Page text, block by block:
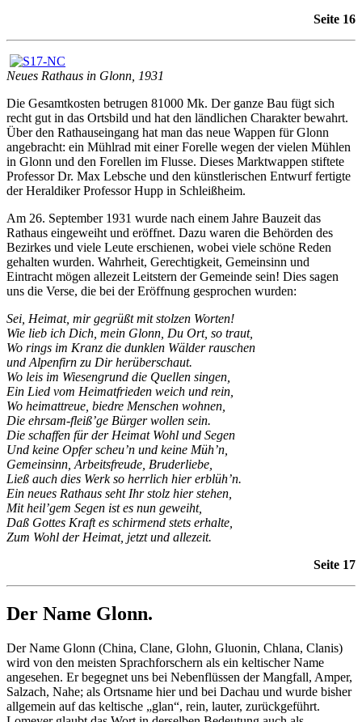
Seite 16
Neues Rathaus in Glonn, 1931
Die Gesamtkosten betrugen 81000 Mk. Der ganze Bau fügt sich
recht gut in das Ortsbild und hat den ländlichen Charakter bewahrt.
Über den Rathauseingang hat man das neue Wappen für Glonn
angebracht: ein Mühlrad mit einer Forelle wegen der vielen Mühlen
in Glonn und den Forellen im Flusse. Dieses Marktwappen stiftete
Professor Dr. Max Lebsche und den künstlerischen Entwurf fertigte
der Heraldiker Professor Hupp in Schleißheim.
Am 26. September 1931 wurde nach einem Jahre Bauzeit das
Rathaus eingeweiht und eröffnet. Dazu waren die Behörden des
Bezirkes und viele Leute erschienen, wobei viele schöne Reden
gehalten wurden. Wahrheit, Gerechtigkeit, Gemeinsinn und
Eintracht mögen allezeit Leitstern der Gemeinde sein! Dies sagen
uns die Verse, die bei der Eröffnung gesprochen wurden:
Sei, Heimat, mir gegrüßt mit stolzen Worten!
Wie lieb ich Dich, mein Glonn, Du Ort, so traut,
Wo rings im Kranz die dunklen Wälder rauschen
und Alpenfirn zu Dir herüberschaut.
Wo leis im Wiesengrund die Quellen singen,
Ein Lied vom Heimatfrieden weich und rein,
Wo heimattreue, biedre Menschen wohnen,
Die ehrsam-fleiß’ge Bürger wollen sein.
Die schaffen für der Heimat Wohl und Segen
Und keine Opfer scheu’n und keine Müh’n,
Gemeinsinn, Arbeitsfreude, Bruderliebe,
Ließ auch dies Werk so herrlich hier erblüh’n.
Ein neues Rathaus seht Ihr stolz hier stehen,
Mit heil’gem Segen ist es nun geweiht,
Daß Gottes Kraft es schirmend stets erhalte,
Zum Wohl der Heimat, jetzt und allezeit.
Seite 17
Der Name Glonn.
Der Name Glonn (China, Clane, Glohn, Gluonin, Chlana, Clanis)
wird von den meisten Sprachforschern als ein keltischer Name
angesehen. Er begegnet uns bei Nebenflüssen der Mangfall, Amper,
Salzach, Nahe; als Ortsname hier und bei Dachau und wurde bisher
allgemein auf das keltische „glan“, rein, lauter, zurückgeführt.